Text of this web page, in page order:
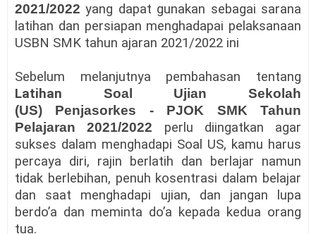
2021/2022 yang dapat gunakan sebagai sarana
latihan dan persiapan menghadapai pelaksanaan
USBN SMK tahun ajaran 2021/2022 ini
Sebelum melanjutnya pembahasan tentang
Latihan Soal Ujian Sekolah
(US) Penjasorkes - PJOK SMK Tahun
Pelajaran 2021/2022 perlu diingatkan agar
sukses dalam menghadapi Soal US, kamu harus
percaya diri, rajin berlatih dan berlajar namun
tidak berlebihan, penuh kosentrasi dalam belajar
dan saat menghadapi ujian, dan jangan lupa
berdo’a dan meminta do’a kepada kedua orang
tua.